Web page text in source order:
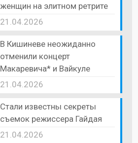
женщин на элитном ретрите
21.04.2026
В Кишиневе неожиданно
отменили концерт
Макаревича* и Вайкуле
21.04.2026
Стали известны секреты
съемок режиссера Гайдая
21.04.2026